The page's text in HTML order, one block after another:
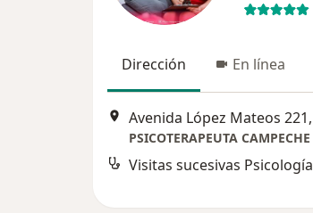
Dirección En línea
PSICOTERAPEUTA CAMPECHE
Visitas sucesivas Psicología